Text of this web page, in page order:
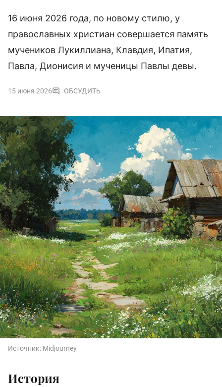
16 июня 2026 года, по новому стилю, у
православных христиан совершается память
мучеников Лукиллиана, Клавдия, Ипатия,
Павла, Дионисия и мученицы Павлы девы.
15 июня 2026 ОБСУДИТЬ
Источник: Midjourney
История